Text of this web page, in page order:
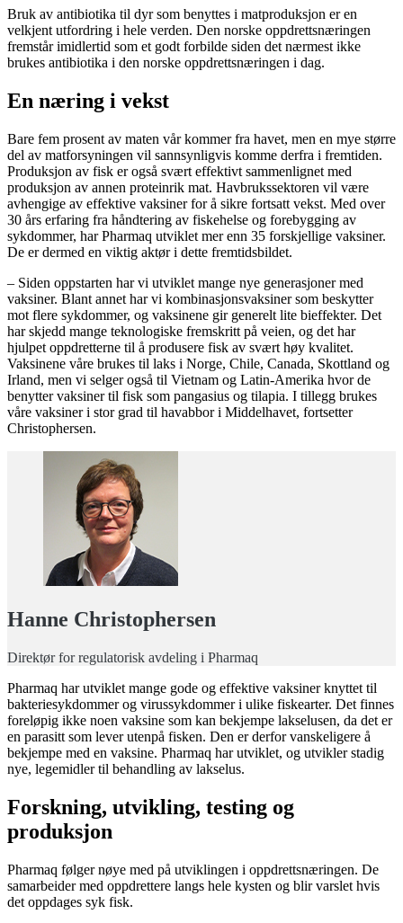
Bruk av antibiotika til dyr som benyttes i matproduksjon er en
velkjent utfordring i hele verden. Den norske oppdrettsnæringen
fremstår imidlertid som et godt forbilde siden det nærmest ikke
brukes antibiotika i den norske oppdrettsnæringen i dag.
En næring i vekst
Bare fem prosent av maten vår kommer fra havet, men en mye større
del av matforsyningen vil sannsynligvis komme derfra i fremtiden.
Produksjon av fisk er også svært effektivt sammenlignet med
produksjon av annen proteinrik mat. Havbrukssektoren vil være
avhengige av effektive vaksiner for å sikre fortsatt vekst. Med over
30 års erfaring fra håndtering av fiskehelse og forebygging av
sykdommer, har Pharmaq utviklet mer enn 35 forskjellige vaksiner.
De er dermed en viktig aktør i dette fremtidsbildet.
– Siden oppstarten har vi utviklet mange nye generasjoner med
vaksiner. Blant annet har vi kombinasjonsvaksiner som beskytter
mot flere sykdommer, og vaksinene gir generelt lite bieffekter. Det
har skjedd mange teknologiske fremskritt på veien, og det har
hjulpet oppdretterne til å produsere fisk av svært høy kvalitet.
Vaksinene våre brukes til laks i Norge, Chile, Canada, Skottland og
Irland, men vi selger også til Vietnam og Latin-Amerika hvor de
benytter vaksiner til fisk som pangasius og tilapia. I tillegg brukes
våre vaksiner i stor grad til havabbor i Middelhavet, fortsetter
Christophersen.
Hanne Christophersen
Direktør for regulatorisk avdeling i Pharmaq
Pharmaq har utviklet mange gode og effektive vaksiner knyttet til
bakteriesykdommer og virussykdommer i ulike fiskearter. Det finnes
foreløpig ikke noen vaksine som kan bekjempe lakselusen, da det er
en parasitt som lever utenpå fisken. Den er derfor vanskeligere å
bekjempe med en vaksine. Pharmaq har utviklet, og utvikler stadig
nye, legemidler til behandling av lakselus.
Forskning, utvikling, testing og
produksjon
Pharmaq følger nøye med på utviklingen i oppdrettsnæringen. De
samarbeider med oppdrettere langs hele kysten og blir varslet hvis
det oppdages syk fisk.